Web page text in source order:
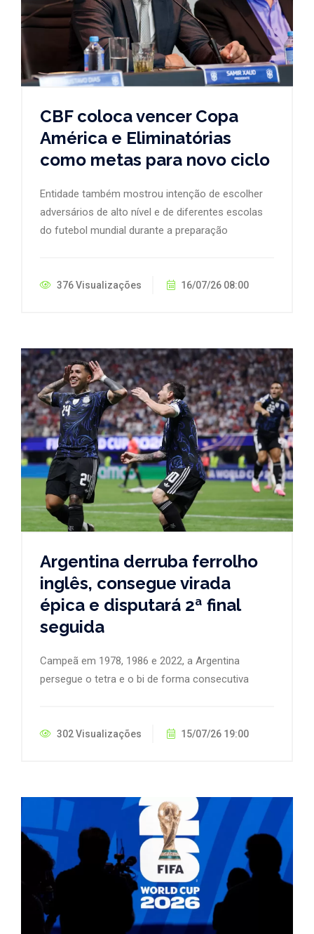
CBF coloca vencer Copa
América e Eliminatórias
como metas para novo ciclo
Entidade também mostrou intenção de escolher
adversários de alto nível e de diferentes escolas
do futebol mundial durante a preparação
376 Visualizações 16/07/26 08:00
Argentina derruba ferrolho
inglês, consegue virada
épica e disputará 2ª final
seguida
Campeã em 1978, 1986 e 2022, a Argentina
persegue o tetra e o bi de forma consecutiva
302 Visualizações 15/07/26 19:00